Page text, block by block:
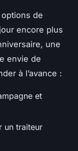
de
encore plus
une
envie de
à l’avance :
et
un traiteur